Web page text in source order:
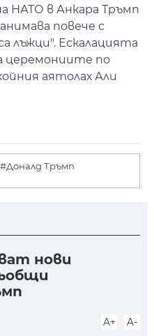
НАТО в Анкара Тръмп
повече с
лъжци". Ескалацията
церемониите по
аятолах Али
#Доналд Тръмп
нови
A+ A-